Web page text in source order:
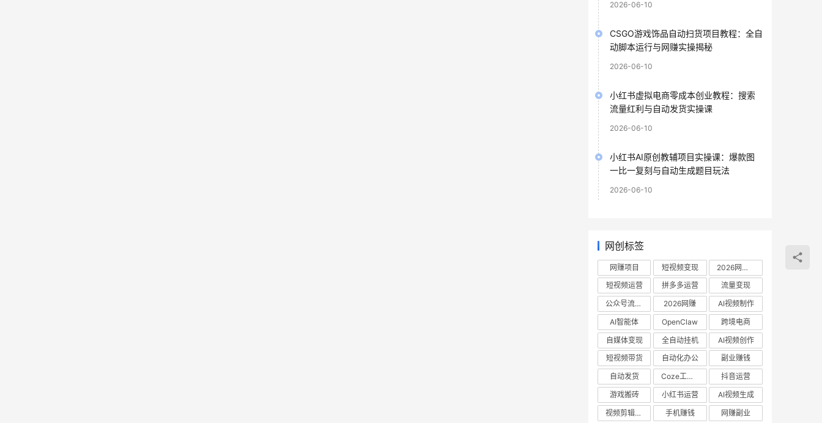
2026-06-10
CSGO游戏饰品自动扫货项目教程：全自
动脚本运行与网赚实操揭秘
2026-06-10
小红书虚拟电商零成本创业教程：搜索
流量红利与自动发货实操课
2026-06-10
小红书AI原创教辅项目实操课：爆款图
一比一复刻与自动生成题目玩法
2026-06-10
网创标签
网赚项目 短视频变现
2026网赚项目
短视频运营
拼多多运营
流量变现
公众号流量主
2026网赚
AI视频制作
AI智能体
OpenClaw
跨境电商
自媒体变现
全自动挂机
AI视频创作
短视频带货
自动化办公
副业赚钱
自动发货
Coze工作流
抖音运营
游戏搬砖
小红书运营
AI视频生成
视频剪辑教程
手机赚钱 网赚副业